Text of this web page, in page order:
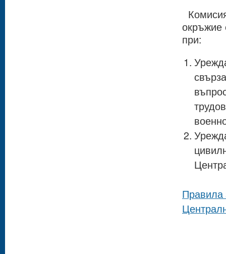
окръжие
при:
Правила